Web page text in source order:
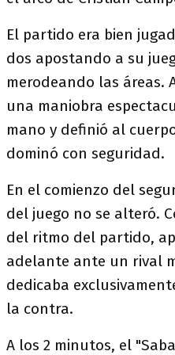
El partido era bien
dos apostando a su
merodeando las áreas.
una maniobra
mano y definió al
dominó con seguridad.
En el comienzo del
del juego no se alteró.
del ritmo del partido,
adelante ante un rival
dedicaba
la contra.
A los 2 minutos, el